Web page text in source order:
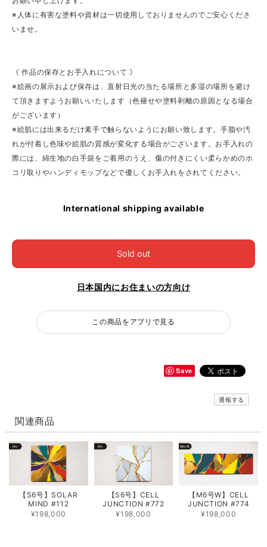
※人体に有害な塗料や資材は一切使用しておりませんのでご安心くださ
いませ。
《 作品の保存とお手入れについて 》
※絵画の展示および保存は、直射日光の当たる場所と多湿の場所を避け
て頂きますようお願いいたします（色褪せや塗料剥離の原因となる場合
がございます）
※絵肌には出来るだけ素手で触らないようにお願い致します。手脂や汚
れが付着し色味や絵肌の質感が変化する場合がございます。お手入れの
際には、綿生地の白手袋をご着用のうえ、傷の付きにくい柔らかめのホ
コリ取りやハンディモップなどで優しくお手入れをされてください。
International shipping available
Sold out
日本国内にお住まいの方向け
この商品をアプリで見る
Save
通報する
関連商品
【S6号】SOLAR
MIND #112
¥198,000
【S6号】CELL
JUNCTION #772
¥198,000
【M6号W】CELL
JUNCTION #774
¥198,000